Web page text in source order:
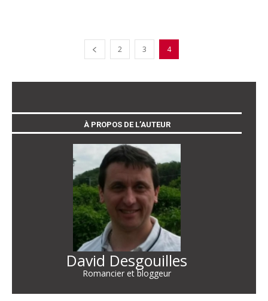
2 3 4
À PROPOS DE L’AUTEUR
David Desgouilles
Romancier et bloggeur